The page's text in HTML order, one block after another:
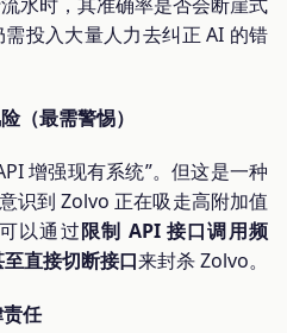
投入大量人力去纠正 AI 的错
（最需警惕）
增强现有系统”。但这是一种
识到 Zolvo 正在吸走高附加值
以通过限制 API 接口调用频
直接切断接口来封杀 Zolvo。
任